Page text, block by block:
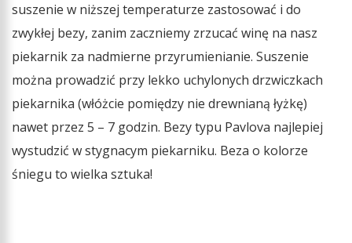
suszenie w niższej temperaturze zastosować i do
zwykłej bezy, zanim zaczniemy zrzucać winę na nasz
piekarnik za nadmierne przyrumienianie. Suszenie
można prowadzić przy lekko uchylonych drzwiczkach
piekarnika (włóżcie pomiędzy nie drewnianą łyżkę)
nawet przez 5 – 7 godzin. Bezy typu Pavlova najlepiej
wystudzić w stygnacym piekarniku. Beza o kolorze
śniegu to wielka sztuka!